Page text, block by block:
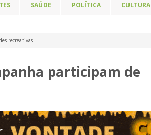
SAÚDE POLÍTICA CULTURA
recreativas
participam de